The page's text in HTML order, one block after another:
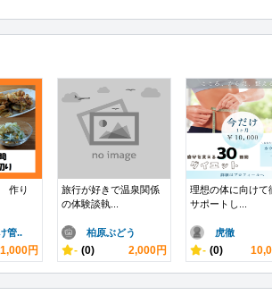
作り
管..
1,000円
旅行が好きで温泉関係
の体験談執...
柏原ぶどう
- (0) 2,000円
理想の体に向けて
サポートし...
虎徹
- (0)